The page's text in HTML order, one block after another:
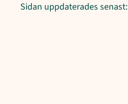
Sidan uppdaterades senast: